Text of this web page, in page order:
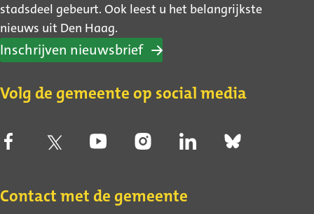
stadsdeel gebeurt. Ook leest u het belangrijkste
nieuws uit Den Haag.
Inschrijven nieuwsbrief
Volg de gemeente op social media
Contact met de gemeente